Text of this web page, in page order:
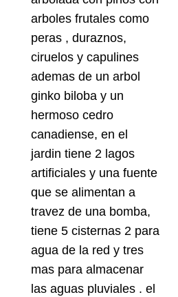
arboles frutales como
peras , duraznos,
ciruelos y capulines
ademas de un arbol
ginko biloba y un
hermoso cedro
canadiense, en el
jardin tiene 2 lagos
artificiales y una fuente
que se alimentan a
travez de una bomba,
tiene 5 cisternas 2 para
agua de la red y tres
mas para almacenar
las aguas pluviales . el